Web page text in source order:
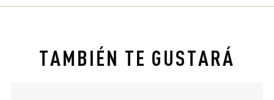
TAMBIÉN TE GUSTARÁ